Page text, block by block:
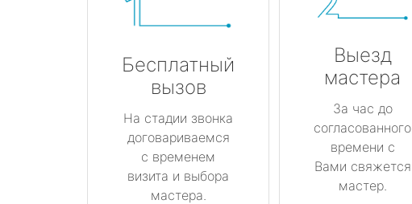
Бесплатный
вызов
На стадии звонка
договариваемся
с временем
визита и выбора
мастера.
Выезд
мастера
За час до
согласованного
времени с
Вами свяжется
мастер.